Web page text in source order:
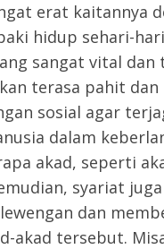
erat kaitannya
hidup sehari-
sangat vital dan
terasa pahit
sosial agar
dalam
akad, seperti
syariat
dan
akad tersebut.